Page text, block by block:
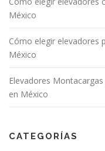
México
Cómo elegir elevadores
México
Elevadores
en México
CATEGORÍAS